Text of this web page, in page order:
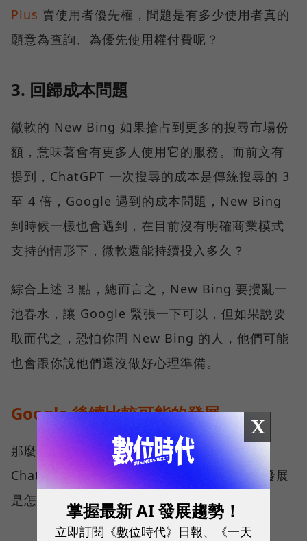
Plus 賣使用者優先權，問題是有多少使用者真的
願意為查詢、為優先使用權付費呢？
3. 回歸成本問題
微軟的 New Bing 如果搶占到更多的搜尋市場份
額，意味著會有更多人使用它的服務。而前文有
提到，ChatGPT 一次搜尋的成本是傳統搜尋的 3
至 4 倍，Google 遇到的成本問題，New Bing
到時候一樣也會遇到，在目前沒有明確商業模式
支持的情形下，微軟還能持續投入多久？
綜合上述 3 點，總而言之，New Bing 要攪亂一
池春水，讓 Google 緊張一下可以，但如果說要
取而代之，恐怕你問 New Bing 的人，他們可能
也會跟你說他們還沒做好心理準備。
Google 後續比較可能的發展
那麼，關於 Google 與 New Bing，乃至於
ChatGPT 之爭，Google 後續比較有可能的發展
是怎樣呢？
X
掌握最新 AI 發展趨勢！
立即訂閱《數位時代》日報、《一天